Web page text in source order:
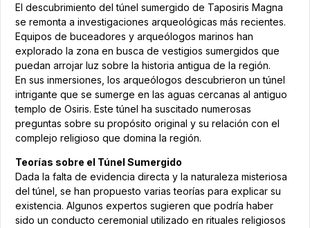
El descubrimiento del túnel sumergido de Taposiris Magna
se remonta a investigaciones arqueológicas más recientes.
Equipos de buceadores y arqueólogos marinos han
explorado la zona en busca de vestigios sumergidos que
puedan arrojar luz sobre la historia antigua de la región.
En sus inmersiones, los arqueólogos descubrieron un túnel
intrigante que se sumerge en las aguas cercanas al antiguo
templo de Osiris. Este túnel ha suscitado numerosas
preguntas sobre su propósito original y su relación con el
complejo religioso que domina la región.
Teorías sobre el Túnel Sumergido
Dada la falta de evidencia directa y la naturaleza misteriosa
del túnel, se han propuesto varias teorías para explicar su
existencia. Algunos expertos sugieren que podría haber
sido un conducto ceremonial utilizado en rituales religiosos